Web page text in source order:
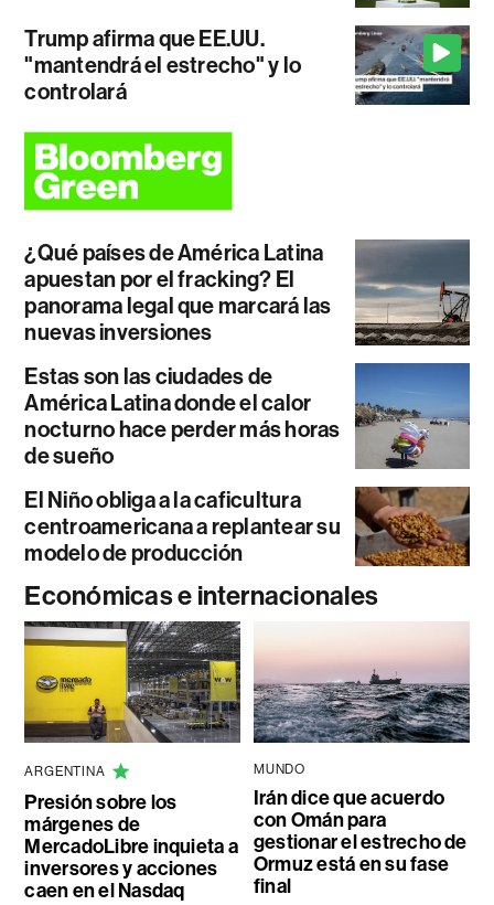
Trump afirma que EE.UU.
"mantendrá el estrecho" y lo
controlará
¿Qué países de América Latina
apuestan por el fracking? El
panorama legal que marcará las
nuevas inversiones
Estas son las ciudades de
América Latina donde el calor
nocturno hace perder más horas
de sueño
El Niño obliga a la caficultura
centroamericana a replantear su
modelo de producción
Económicas e internacionales
ARGENTINA
Presión sobre los
márgenes de
MercadoLibre inquieta a
inversores y acciones
caen en el Nasdaq
MUNDO
Irán dice que acuerdo
con Omán para
gestionar el estrecho de
Ormuz está en su fase
final